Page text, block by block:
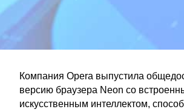
Компания Opera выпустила
версию браузера Neon со
искусственным интеллектом,